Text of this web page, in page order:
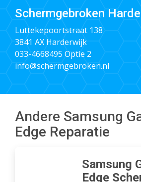
Schermgebroken
Luttekepoortstraat 138
3841 AX Harderwijk
033-4668495 Optie 2
info@schermgebroken.nl
Andere Samsung
Edge Reparatie
Samsung
Edge